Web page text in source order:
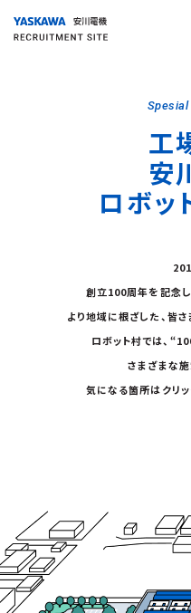
Spesial
工
安
ロボッ
創立100周年を記念し
より地域に根ざした、皆
ロボット村では、
さまざまな施
気になる箇所はクリッ